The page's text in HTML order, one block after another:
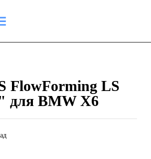
FlowForming LS
для BMW X6